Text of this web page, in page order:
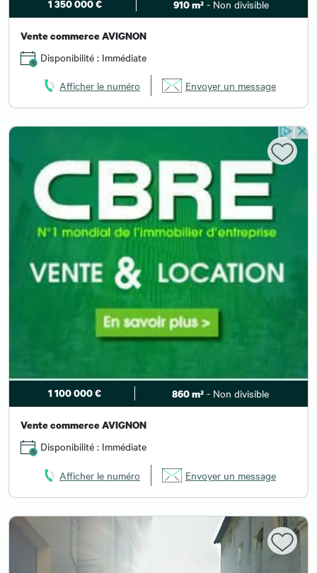
1 350 000 € 910 m²- Non divisible
Vente commerce AVIGNON
Disponibilité : Immédiate
Afficher le numéro Envoyer un message
1 100 000 € 860 m² - Non divisible
Vente commerce AVIGNON
Disponibilité : Immédiate
Afficher le numéro Envoyer un message